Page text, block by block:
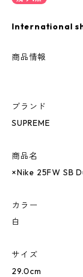
International
商品情報
ブランド
SUPREME
商品名
×Nike 25FW SB
カラー
白
サイズ
29.0cm